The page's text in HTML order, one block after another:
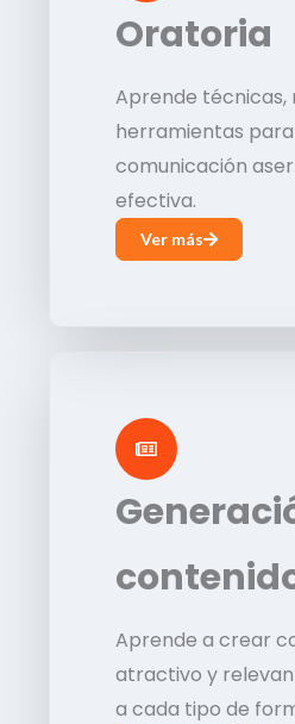
Oratoria
Aprende técnicas,
herramientas
comunicación
efectiva.
Ver más
Aprende a crear
atractivo y
a cada tipo de